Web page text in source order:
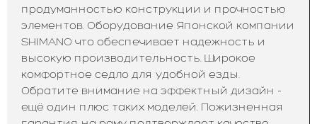
продуманностью конструкции и прочностью
элементов. Оборудование Японской компании
SHIMANO что обеспечивает надежность и
высокую производительность. Широкое
комфортное седло для удобной езды.
Обратите внимание на эффектный дизайн -
ещё один плюс таких моделей. Пожизненная